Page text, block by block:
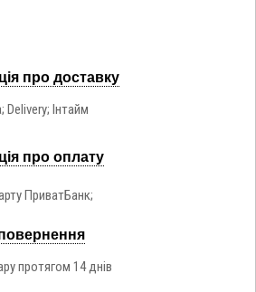
про доставку
Інтайм
про оплату
ПриватБанк;
протягом 14 днів